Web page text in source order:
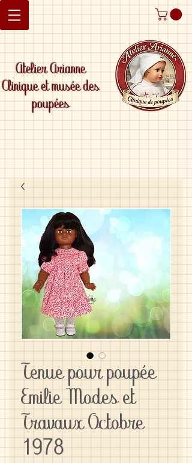
Atelier Arianne
Clinique et musée des
poupées
Tenue pour poupée
Emilie Modes et
Travaux Octobre
1978